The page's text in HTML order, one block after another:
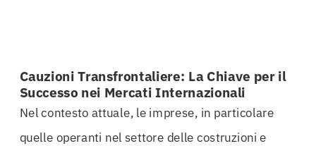
Cauzioni Transfrontaliere: La Chiave per il
Successo nei Mercati Internazionali
Nel contesto attuale, le imprese, in particolare
quelle operanti nel settore delle costruzioni e